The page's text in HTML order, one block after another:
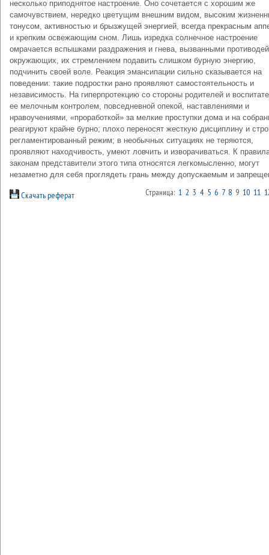
несколько приподнятое настроение. Оно сочетается с хорошим же
самочувствием, нередко цветущим внешним видом, высоким
тонусом, активностью и брызжущей энергией, всегда прекрасным
и крепким освежающим сном. Лишь изредка солнечное настроение
омрачается вспышками раздражения и гнева, вызванными
окружающих, их стремлением подавить слишком бурную энергию,
подчинить своей воле. Реакция эмансипации сильно сказывается на
поведении: такие подростки рано проявляют самостоятельность и
независимость. На гиперпротекцию со стороны родителей и
ее мелочным контролем, повседневной опекой, наставлениями и
нравоучениями, «проработкой» за мелкие проступки дома и на
реагируют крайне бурно; плохо переносят жесткую дисциплину и
регламентированный режим; в необычных ситуациях не теряются,
проявляют находчивость, умеют ловчить и изворачиваться. К
законам представители этого типа относятся легкомысленно, могут
незаметно для себя проглядеть грань между допускаемым и
Скачать реферат Страница: 1 2 3 4 5 6 7 8 9 10 11